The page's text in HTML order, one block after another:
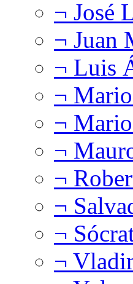
¬ José
¬ Juan
¬ Luis
¬
¬
¬
¬
¬
¬
¬